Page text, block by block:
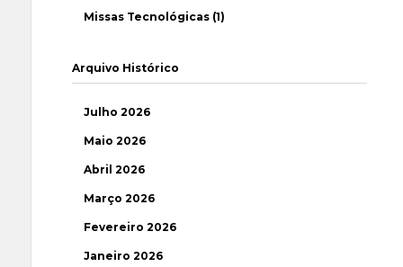
Missas Tecnológicas (1)
Arquivo Histórico
Julho 2026
Maio 2026
Abril 2026
Março 2026
Fevereiro 2026
Janeiro 2026